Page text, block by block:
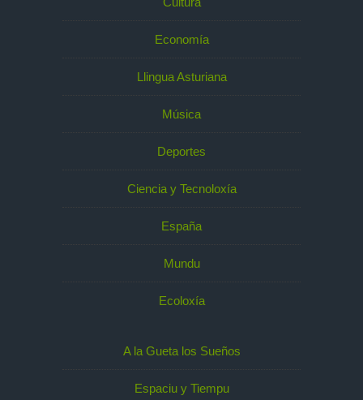
Economía
Llingua Asturiana
Música
Deportes
Ciencia y Tecnoloxía
España
Mundu
Ecoloxía
A la Gueta los Sueños
Espaciu y Tiempu